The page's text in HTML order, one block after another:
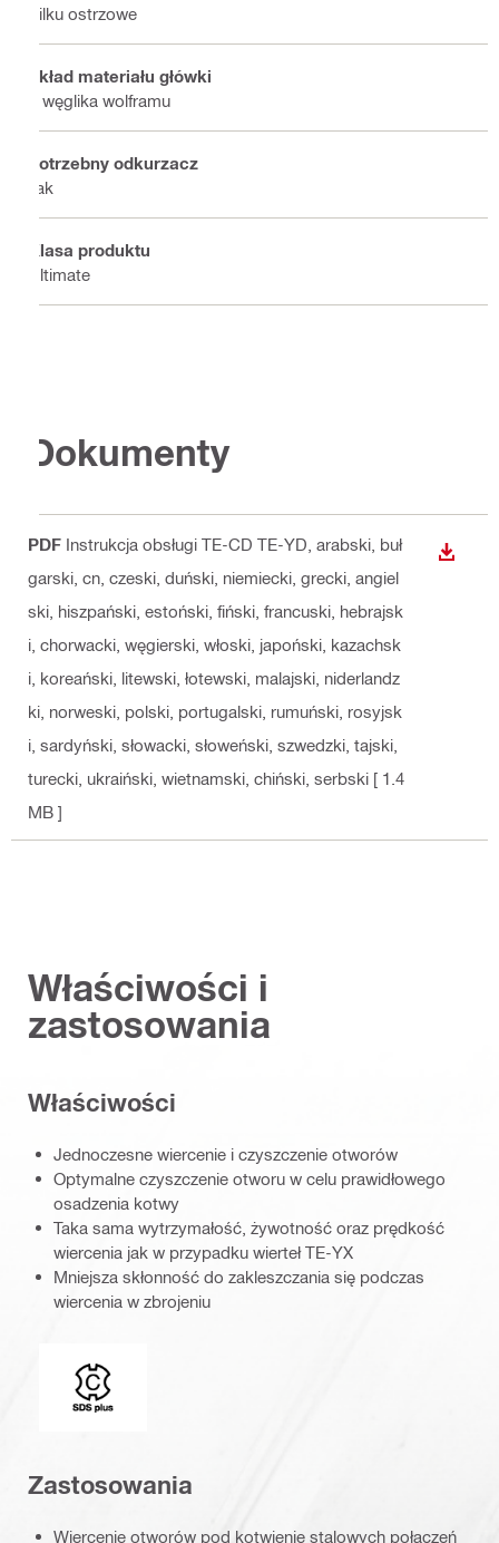
Kilku ostrzowe
Skład materiału główki
Z węglika wolframu
Potrzebny odkurzacz
Tak
Klasa produktu
Ultimate
Dokumenty
PDF Instrukcja obsługi TE-CD TE-YD , arabski, buł
garski, cn, czeski, duński, niemiecki, grecki, angiel
ski, hiszpański, estoński, fiński, francuski, hebrajsk
i, chorwacki, węgierski, włoski, japoński, kazachsk
i, koreański, litewski, łotewski, malajski, niderlandz
ki, norweski, polski, portugalski, rumuński, rosyjsk
i, sardyński, słowacki, słoweński, szwedzki, tajski,
turecki, ukraiński, wietnamski, chiński, serbski [ 1.4
MB ]
Właściwości i
zastosowania
Właściwości
Jednoczesne wiercenie i czyszczenie otworów
Optymalne czyszczenie otworu w celu prawidłowego
osadzenia kotwy
Taka sama wytrzymałość, żywotność oraz prędkość
wiercenia jak w przypadku wierteł TE-YX
Mniejsza skłonność do zakleszczania się podczas
wiercenia w zbrojeniu
Końcówki mocujące
Zastosowania
Wiercenie otworów pod kotwienie stalowych połączeń